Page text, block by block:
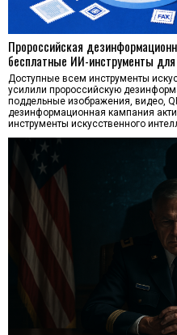
Пророссийская
бесплатные ИИ-инструменты
Доступные всем инструменты
усилили пророссийскую
поддельные изображения, видео,
дезинформационная кампания
инструменты искусственного